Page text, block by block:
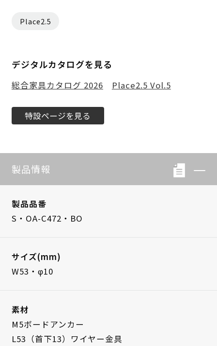
Place2.5
デジタルカタログを見る
総合家具カタログ 2026 Place2.5 Vol.5
特設ページを見る
製品情報
製品品番
S・OA-C472・BO
サイズ(mm)
W53・φ10
素材
M5ボードアンカー
L53（首下13）ワイヤー金具